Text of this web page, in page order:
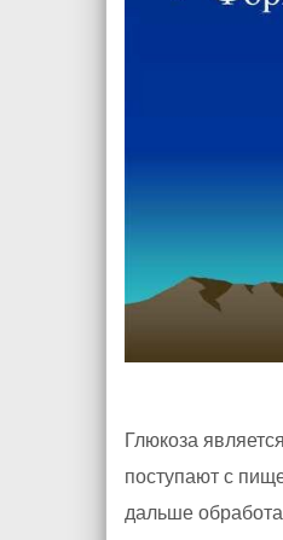
Глюкоза
поступают с
дальше